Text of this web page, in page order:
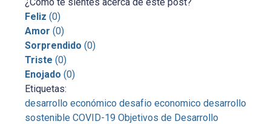
Feliz (0)
Amor (0)
Sorprendido (0)
Triste (0)
Enojado (0)
Etiquetas:
desarrollo económico desafio economico desarrollo
sostenible COVID-19 Objetivos de Desarrollo